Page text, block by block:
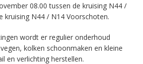
08.00 tussen de kruising N44 /
kruising N44 / N14 Voorschoten.
wordt er regulier onderhoud
kolken schoonmaken en kleine
en verlichting herstellen.